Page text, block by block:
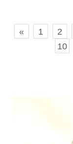
« 1 2
10